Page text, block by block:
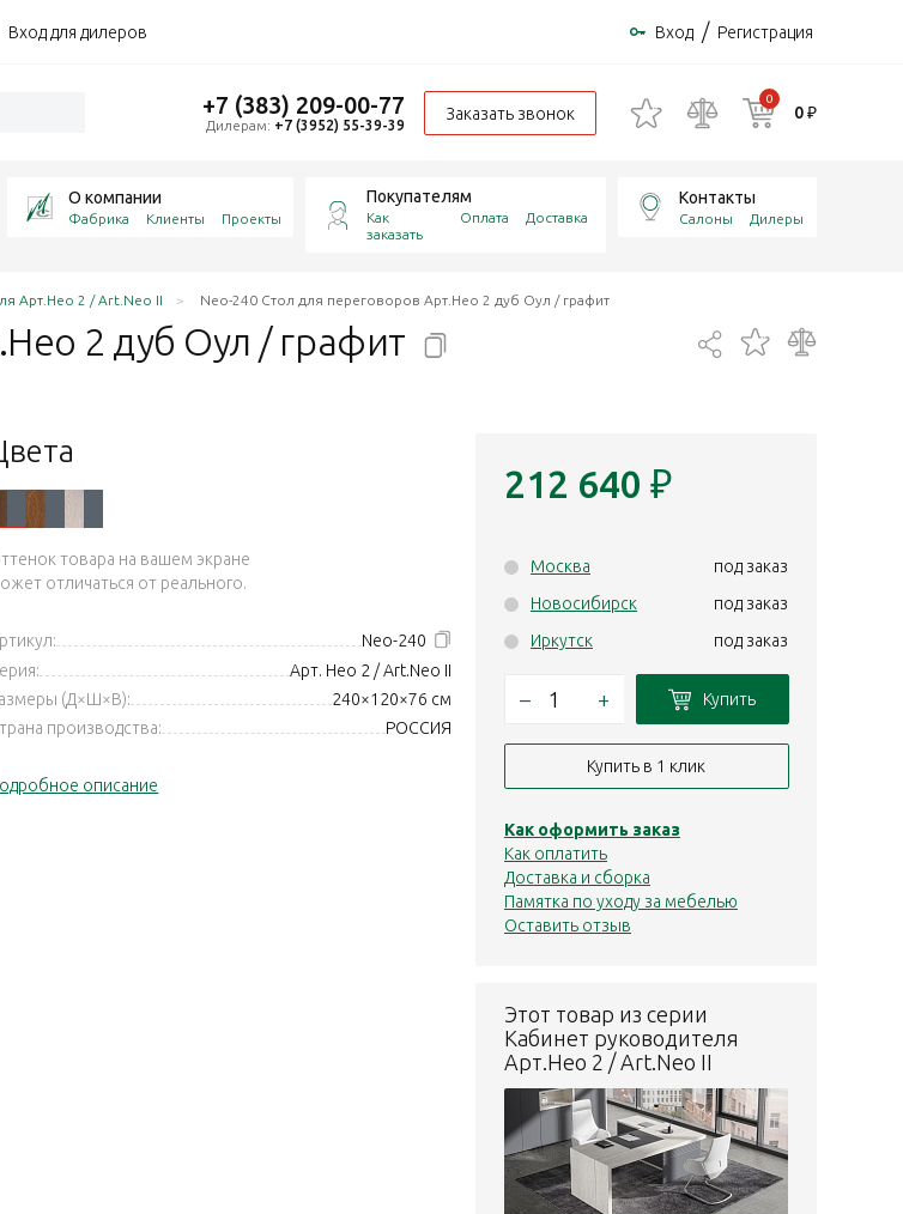
Вход для дилеров Вход / Регистрация
+7 (383) 209-00-77
Дилерам: +7 (3952) 55-39-39
Заказать звонок
0
0 ₽
О компании
Фабрика Клиенты Проекты
Покупателям
Как
заказать
Оплата Доставка
Контакты
Салоны Дилеры
Арт.Нео 2 / Art.Neo II Neo-240 Стол для переговоров Арт.Нео 2 дуб Оул / графит
2 дуб Оул / графит
товара на вашем экране
отличаться от реального.
Neo-240
Арт. Нео 2 / Art.Neo II
(Д×Ш×В):
240×120×76 см
производства:
РОССИЯ
описание
212 640 ₽
Москва
под заказ
Новосибирск
под заказ
Иркутск
под заказ
– + Купить
Купить в 1 клик
Как оформить заказ
Как оплатить
Доставка и сборка
Памятка по уходу за мебелью
Оставить отзыв
Этот товар из серии
Кабинет руководителя
Арт.Нео 2 / Art.Neo II